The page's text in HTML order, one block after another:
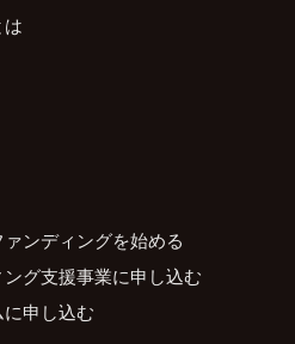
ンディングを始める
グ支援事業に申し込む
申し込む